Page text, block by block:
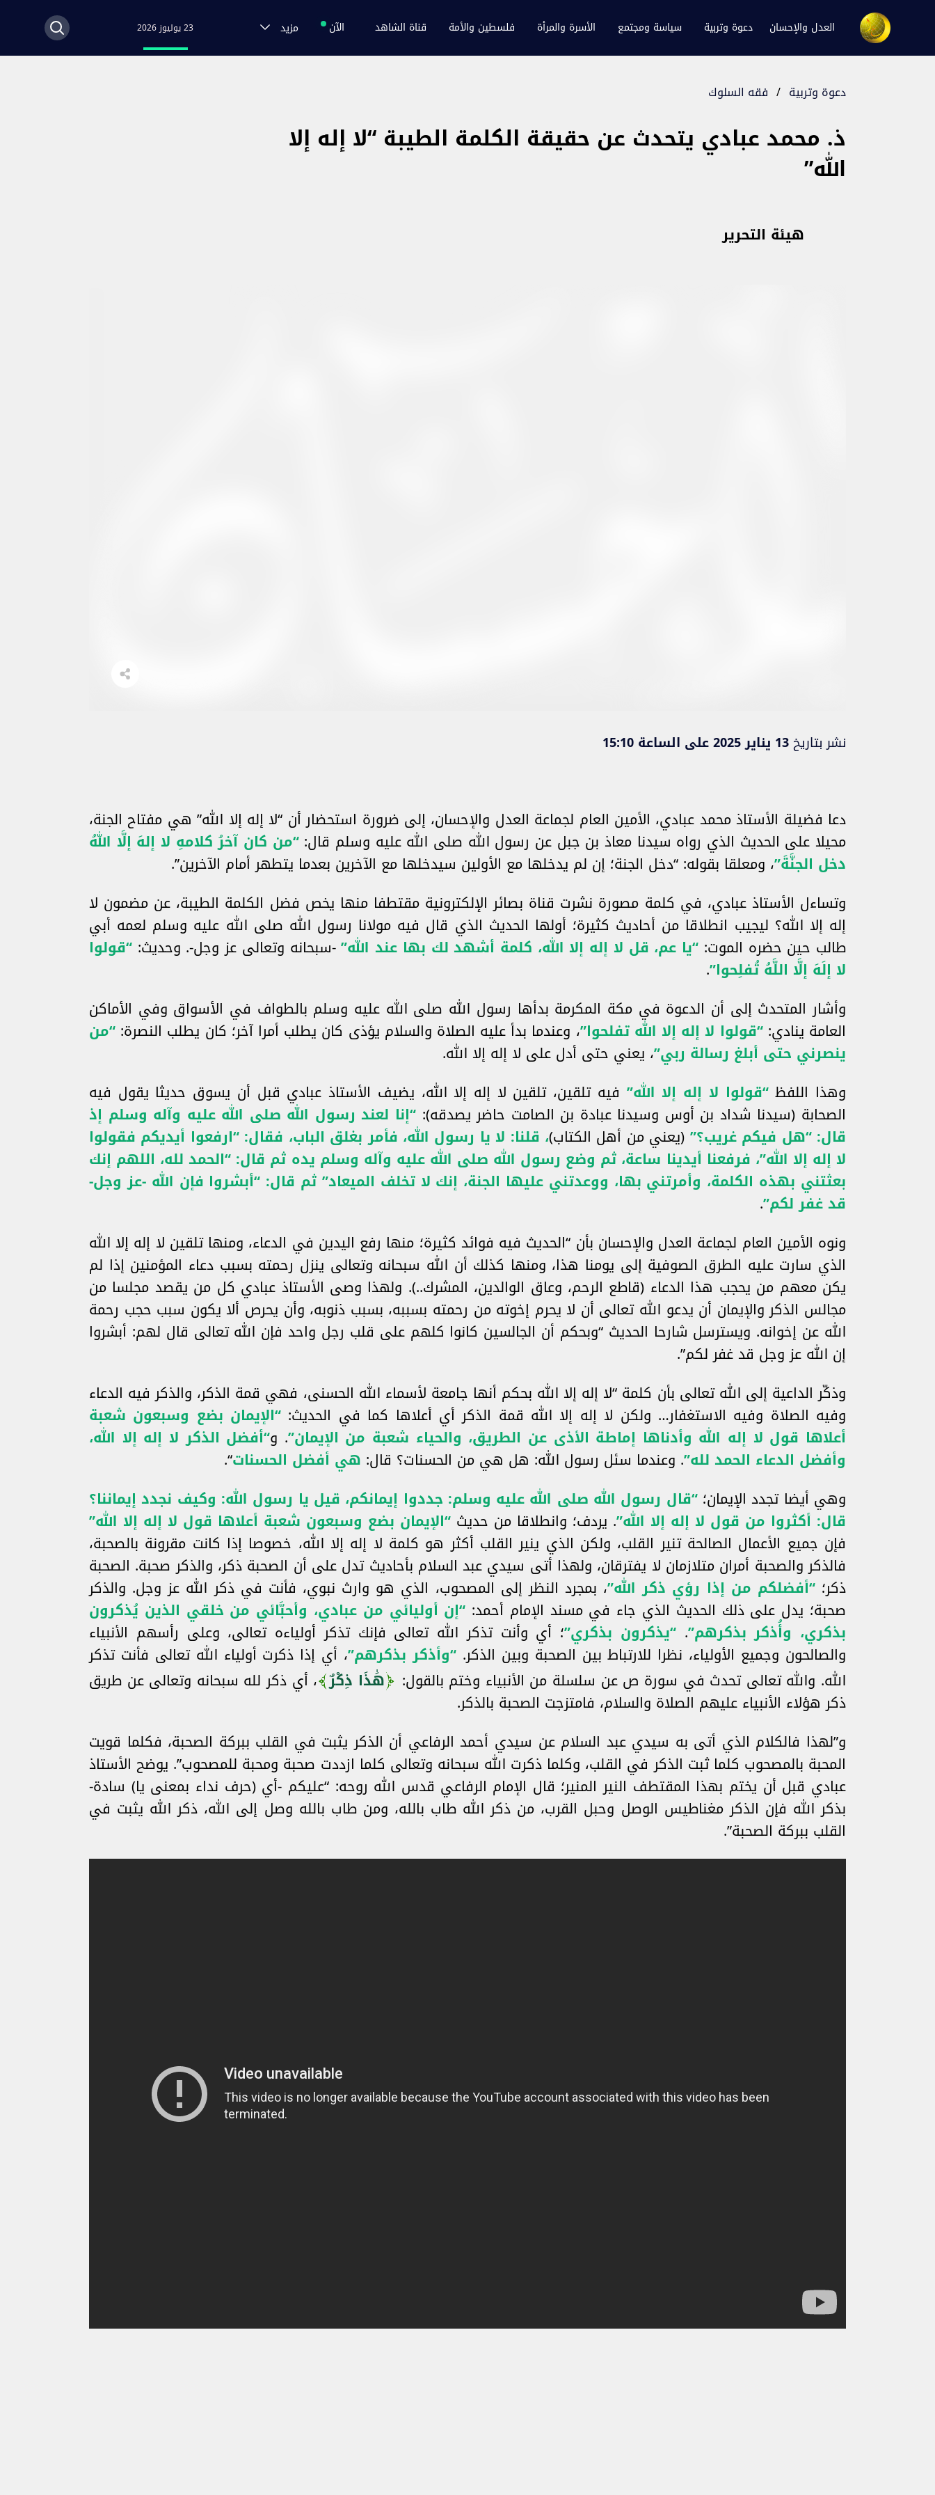
العدل والإحسان دعوة وتربية سياسة ومجتمع الأسرة والمرأة فلسطين والأمة قناة الشاهد الآن مزيد 23 يوليوز 2026
دعوة وتربية / فقه السلوك
ذ. محمد عبادي يتحدث عن حقيقة الكلمة الطيبة “لا إله إلا
الله”
هيئة التحرير
نشر بتاريخ13 يناير 2025 على الساعة 15:10
دعا فضيلة الأستاذ محمد عبادي، الأمين العام لجماعة العدل والإحسان، إلى ضرورة استحضار أن “لا إله إلا الله” هي مفتاح الجنة،
محيلا على الحديث الذي رواه سيدنا معاذ بن جبل عن رسول الله صلى الله عليه وسلم قال:“من كان آخرُ كلامهِ لا إلهَ إلَّا اللهُ
دخل الجنَّةَ”، ومعلقا بقوله: “دخل الجنة؛ إن لم يدخلها مع الأولين سيدخلها مع الآخرين بعدما يتطهر أمام الآخرين”.
وتساءل الأستاذ عبادي، في كلمة مصورة نشرت قناة بصائر الإلكترونية مقتطفا منها يخص فضل الكلمة الطيبة، عن مضمون لا
إله إلا الله؟ ليجيب انطلاقا من أحاديث كثيرة؛ أولها الحديث الذي قال فيه مولانا رسول الله صلى الله عليه وسلم لعمه أبي
طالب حين حضره الموت: “يا عم، قل لا إله إلا الله، كلمة أشهد لك بها عند الله”-سبحانه وتعالى عز وجل-. وحديث: “قولوا
لا إلَهَ إلَّا اللَّهُ تُفلِحوا”.
وأشار المتحدث إلى أن الدعوة في مكة المكرمة بدأها رسول الله صلى الله عليه وسلم بالطواف في الأسواق وفي الأماكن
العامة ينادي:“قولوا لا إله إلا الله تفلحوا”، وعندما بدأ عليه الصلاة والسلام يؤذى كان يطلب أمرا آخر؛ كان يطلب النصرة: “من
ينصرني حتى أبلغ رسالة ربي”، يعني حتى أدل على لا إله إلا الله.
وهذا اللفظ“قولوا لا إله إلا الله” فيه تلقين، تلقين لا إله إلا الله، يضيف الأستاذ عبادي قبل أن يسوق حديثا يقول فيه
الصحابة (سيدنا شداد بن أوس وسيدنا عبادة بن الصامت حاضر يصدقه):“إنا لعند رسول الله صلى الله عليه وآله وسلم إذ
قال: “هل فيكم غريب؟” (يعني من أهل الكتاب)، قلنا: لا يا رسول الله، فأمر بغلق الباب، فقال: “ارفعوا أيديكم فقولوا
لا إله إلا الله”، فرفعنا أيدينا ساعة، ثم وضع رسول الله صلى الله عليه وآله وسلم يده ثم قال: “الحمد لله، اللهم إنك
بعثتني بهذه الكلمة، وأمرتني بها، ووعدتني عليها الجنة، إنك لا تخلف الميعاد” ثم قال: “أبشروا فإن الله -عز وجل-
قد غفر لكم”.
ونوه الأمين العام لجماعة العدل والإحسان بأن “الحديث فيه فوائد كثيرة؛ منها رفع اليدين في الدعاء، ومنها تلقين لا إله إلا الله
الذي سارت عليه الطرق الصوفية إلى يومنا هذا، ومنها كذلك أن الله سبحانه وتعالى ينزل رحمته بسبب دعاء المؤمنين إذا لم
يكن معهم من يحجب هذا الدعاء (قاطع الرحم، وعاق الوالدين، المشرك..). ولهذا وصى الأستاذ عبادي كل من يقصد مجلسا من
مجالس الذكر والإيمان أن يدعو الله تعالى أن لا يحرم إخوته من رحمته بسببه، بسبب ذنوبه، وأن يحرص ألا يكون سبب حجب رحمة
الله عن إخوانه. ويسترسل شارحا الحديث “وبحكم أن الجالسين كانوا كلهم على قلب رجل واحد فإن الله تعالى قال لهم: أبشروا
إن الله عز وجل قد غفر لكم”.
وذكّر الداعية إلى الله تعالى بأن كلمة “لا إله إلا الله بحكم أنها جامعة لأسماء الله الحسنى، فهي قمة الذكر، والذكر فيه الدعاء
وفيه الصلاة وفيه الاستغفار… ولكن لا إله إلا الله قمة الذكر أي أعلاها كما في الحديث: “الإيمان بضع وسبعون شعبة
أعلاها قول لا إله الله وأدناها إماطة الأذى عن الطريق، والحياء شعبة من الإيمان”. و“أفضل الذكر لا إله إلا الله،
وأفضل الدعاء الحمد لله”. وعندما سئل رسول الله: هل هي من الحسنات؟ قال: هي أفضل الحسنات“.
وهي أيضا تجدد الإيمان؛“قال رسول الله صلى الله عليه وسلم: جددوا إيمانكم، قيل يا رسول الله: وكيف نجدد إيماننا؟
قال: أكثروا من قول لا إله إلا الله”. يردف؛ وانطلاقا من حديث “الإيمان بضع وسبعون شعبة أعلاها قول لا إله إلا الله”
فإن جميع الأعمال الصالحة تنير القلب، ولكن الذي ينير القلب أكثر هو كلمة لا إله إلا الله، خصوصا إذا كانت مقرونة بالصحبة،
فالذكر والصحبة أمران متلازمان لا يفترقان، ولهذا أتى سيدي عبد السلام بأحاديث تدل على أن الصحبة ذكر، والذكر صحبة. الصحبة
ذكر؛“أفضلكم من إذا رؤي ذكر الله”، بمجرد النظر إلى المصحوب، الذي هو وارث نبوي، فأنت في ذكر الله عز وجل. والذكر
صحبة؛ يدل على ذلك الحديث الذي جاء في مسند الإمام أحمد: “إن أوليائي من عبادي، وأحبَّائي من خلقي الذين يُذكرون
بذكري، وأُذكر بذكرهم”.“يذكرون بذكري”؛ أي وأنت تذكر الله تعالى فإنك تذكر أولياءه تعالى، وعلى رأسهم الأنبياء
والصالحون وجميع الأولياء، نظرا للارتباط بين الصحبة وبين الذكر. “وأذكر بذكرهم”، أي إذا ذكرت أولياء الله تعالى فأنت تذكر
الله. والله تعالى تحدث في سورة ص عن سلسلة من الأنبياء وختم بالقول:
هَٰذَا ذِكْرٌ ، أي ذكر لله سبحانه وتعالى عن طريق
ذكر هؤلاء الأنبياء عليهم الصلاة والسلام، فامتزجت الصحبة بالذكر.
و”لهذا فالكلام الذي أتى به سيدي عبد السلام عن سيدي أحمد الرفاعي أن الذكر يثبت في القلب ببركة الصحبة، فكلما قويت
المحبة بالمصحوب كلما ثبت الذكر في القلب، وكلما ذكرت الله سبحانه وتعالى كلما ازددت صحبة ومحبة للمصحوب”. يوضح الأستاذ
عبادي قبل أن يختم بهذا المقتطف النير المنير؛ قال الإمام الرفاعي قدس الله روحه: “عليكم -أي (حرف نداء بمعنى يا) سادة-
بذكر الله فإن الذكر مغناطيس الوصل وحبل القرب، من ذكر الله طاب بالله، ومن طاب بالله وصل إلى الله، ذكر الله يثبت في
القلب ببركة الصحبة”.